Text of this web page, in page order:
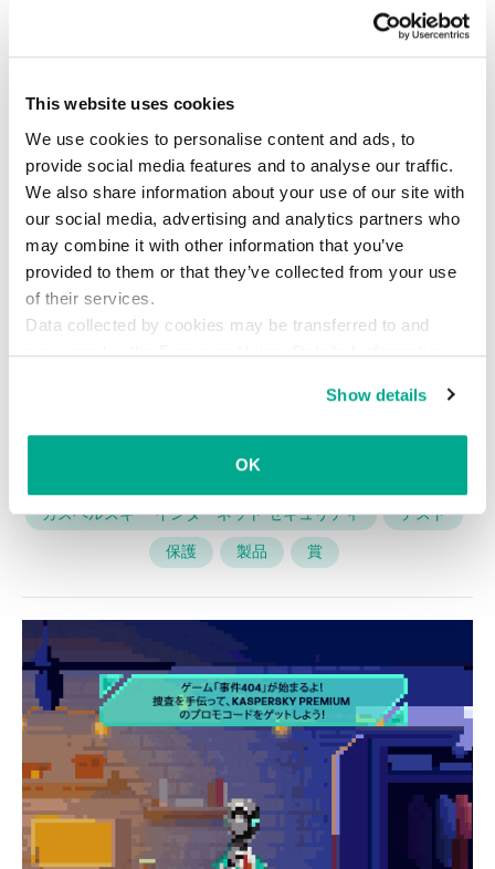
This website uses cookies
We use cookies to personalise content and ads, to
provide social media features and to analyse our traffic.
We also share information about your use of our site with
our social media, advertising and analytics partners who
may combine it with other information that you’ve
provided to them or that they’ve collected from your use
of their services.
Data collected by cookies may be transferred to and
processed in the European Union. Detailed information
Show details
OK
は、当社製品の利用者の大切なものを守ることの
重要性を理解しており、利用者に最高のセキュリ
者機関による賞をまた1つ獲得したことを、光栄に
思います。カスペルスキー製品が高い評価を受け
たのは、今回のテストが初めてではありません。
昨年、第三者機関によるテストやレビューで第1位
を得た回数は60回に上ります 。”IT上の脅威から世
界を守る”のミッションのもと、インターネットを
すべての人にとってより良く、より安全な場所に
しようとする取り組みが、これらの結果に反映さ
れています」
カスペルスキー インターネット セキュリティ
テスト
保護
製品 賞